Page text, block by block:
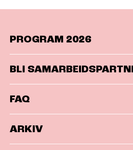
PROGRAM 2026
BLI
FAQ
ARKIV